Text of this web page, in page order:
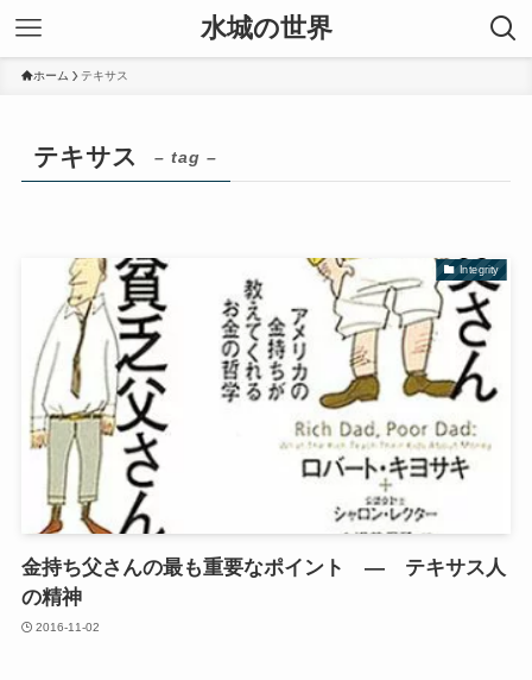
水城の世界
ホーム テキサス
テキサス – tag –
Integrity
金持ち父さんの最も重要なポイント ― テキサス人
の精神
2016-11-02